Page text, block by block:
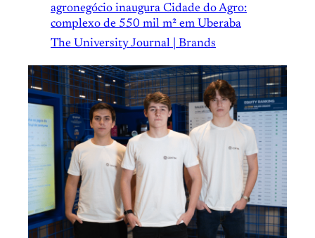
agronegócio inaugura Cidade do Agro:
complexo de 550 mil m² em Uberaba
The University Journal | Brands